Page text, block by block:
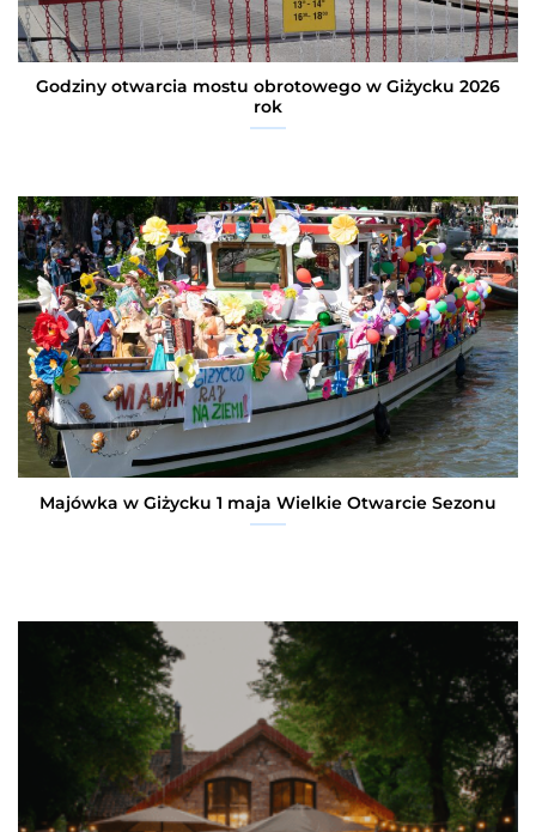
Godziny otwarcia mostu obrotowego w Giżycku 2026
rok
Majówka w Giżycku 1 maja Wielkie Otwarcie Sezonu